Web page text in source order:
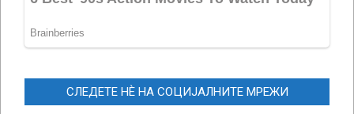
СЛЕДЕТЕ НЀ НА СОЦИЈАЛНИТЕ МРЕЖИ